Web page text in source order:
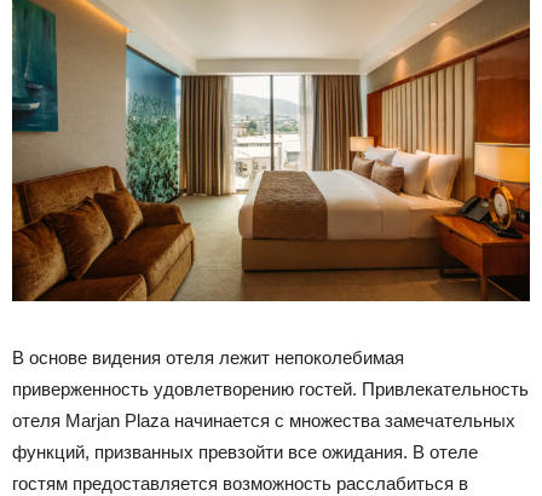
В основе видения отеля лежит непоколебимая
приверженность удовлетворению гостей. Привлекательность
отеля Marjan Plaza начинается с множества замечательных
функций, призванных превзойти все ожидания. В отеле
гостям предоставляется возможность расслабиться в